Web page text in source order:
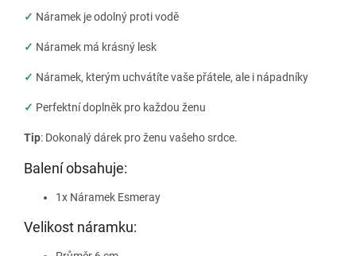
✓ Náramek je odolný proti vodě
✓ Náramek má krásný lesk
✓ Náramek, kterým uchvátíte vaše přátele, ale i nápadníky
✓ Perfektní doplněk pro každou ženu
Tip: Dokonalý dárek pro ženu vašeho srdce.
Balení obsahuje:
1x Náramek Esmeray
Velikost náramku: